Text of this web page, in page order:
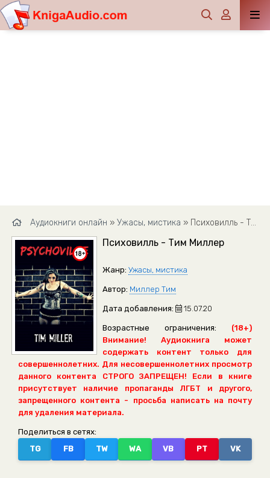
Аудиокниги онлайн » Ужасы, мистика » Психовилль - Тим Миллер
Психовилль - Тим Миллер
Жанр: Ужасы, мистика
Автор: Миллер Тим
Дата добавления: 15.07.20
Возрастные ограничения:
(18+)
Внимание! Аудиокнига может
содержать контент только для
совершеннолетних. Для несовершеннолетних просмотр
данного контента СТРОГО ЗАПРЕЩЕН! Если в книге
присутствует наличие пропаганды ЛГБТ и другого,
запрещенного контента - просьба написать на почту
для удаления материала.
Поделиться в сетях:
TG
FB TW WA VB PT VK